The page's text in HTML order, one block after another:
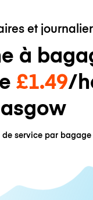
et
à
£1.49/
service par bagage